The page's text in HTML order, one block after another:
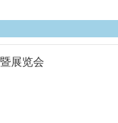
展览会